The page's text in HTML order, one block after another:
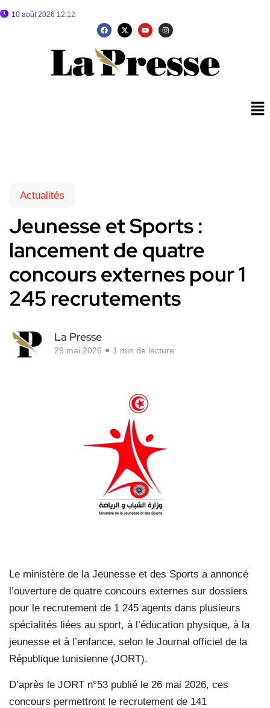
10 août 2026 12:12
Actualités
Jeunesse et Sports :
lancement de quatre
concours externes pour 1
245 recrutements
La Presse
29 mai 2026 1 min de lecture
Le ministère de la Jeunesse et des Sports a annoncé
l’ouverture de quatre concours externes sur dossiers
pour le recrutement de 1 245 agents dans plusieurs
spécialités liées au sport, à l’éducation physique, à la
jeunesse et à l’enfance, selon le Journal officiel de la
République tunisienne (JORT).
D’après le JORT n°53 publié le 26 mai 2026, ces
concours permettront le recrutement de 141